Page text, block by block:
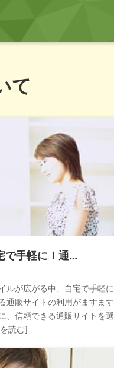
て
で手軽に！通…
ルが広がる中、自宅で手軽に
通販サイトの利用がますます
、信頼できる通販サイトを選
読む]